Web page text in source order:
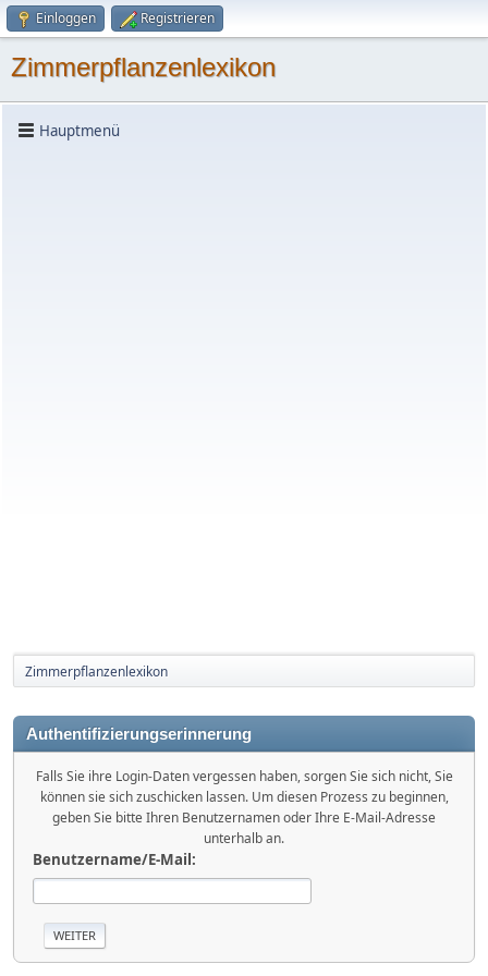
Einloggen Registrieren
Zimmerpflanzenlexikon
Hauptmenü
Zimmerpflanzenlexikon
Authentifizierungserinnerung
Falls Sie ihre Login-Daten vergessen haben, sorgen Sie sich nicht, Sie
können sie sich zuschicken lassen. Um diesen Prozess zu beginnen,
geben Sie bitte Ihren Benutzernamen oder Ihre E-Mail-Adresse
unterhalb an.
Benutzername/E-Mail: